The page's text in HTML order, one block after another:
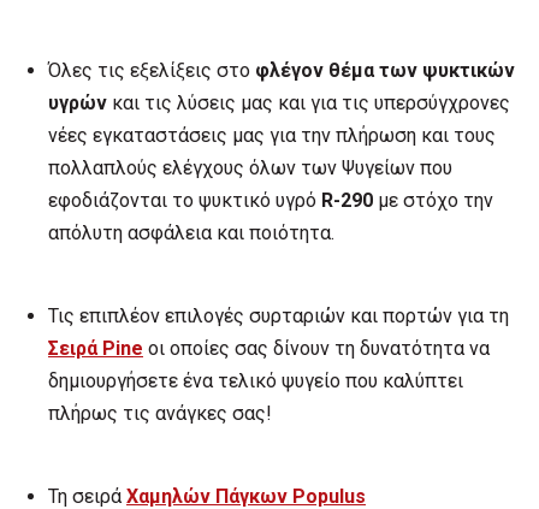
Όλες τις εξελίξεις στο φλέγον θέμα των ψυκτικών
υγρών και τις λύσεις μας και για τις υπερσύγχρονες
νέες εγκαταστάσεις μας για την πλήρωση και τους
πολλαπλούς ελέγχους όλων των Ψυγείων που
εφοδιάζονται το ψυκτικό υγρό R-290 με στόχο την
απόλυτη ασφάλεια και ποιότητα.
Τις επιπλέον επιλογές συρταριών και πορτών για τη
Σειρά Pine οι οποίες σας δίνουν τη δυνατότητα να
δημιουργήσετε ένα τελικό ψυγείο που καλύπτει
πλήρως τις ανάγκες σας!
Τη σειρά Χαμηλών Πάγκων Populus